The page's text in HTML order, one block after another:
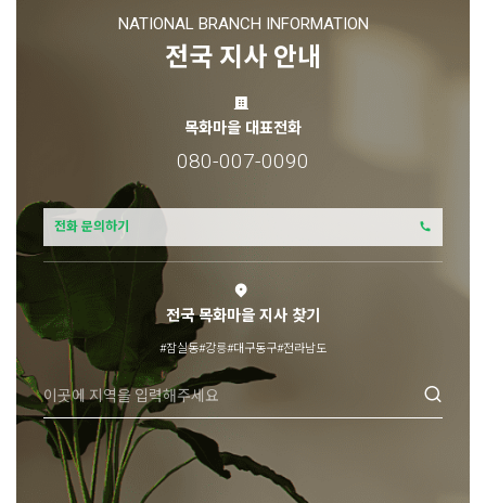
NATIONAL BRANCH INFORMATION
전국 지사 안내
목화마을 대표전화
080-007-0090
전화 문의하기
전국 목화마을 지사 찾기
#잠실동#강릉#대구동구#전라남도